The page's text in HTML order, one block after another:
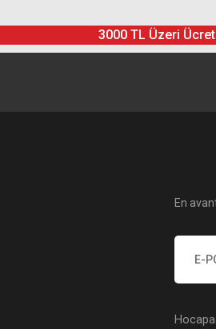
3000 TL Üzeri
En